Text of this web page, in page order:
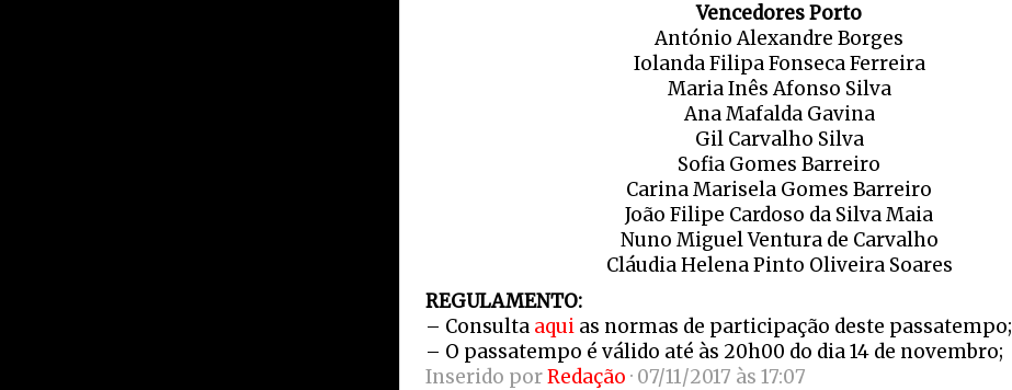
Vencedores Porto
António Alexandre Borges
Iolanda Filipa Fonseca Ferreira
Maria Inês Afonso Silva
Ana Mafalda Gavina
Gil Carvalho Silva
Sofia Gomes Barreiro
Carina Marisela Gomes Barreiro
João Filipe Cardoso da Silva Maia
Nuno Miguel Ventura de Carvalho
Cláudia Helena Pinto Oliveira Soares
REGULAMENTO:
– Consulta aqui as normas de participação deste passatempo;
– O passatempo é válido até às 20h00 do dia 14 de novembro;
Inserido porRedação · 07/11/2017 às 17:07